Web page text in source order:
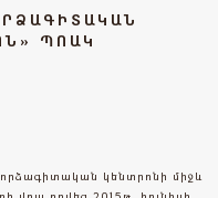
ՊՈԱԿ
կենտրոնի միջև